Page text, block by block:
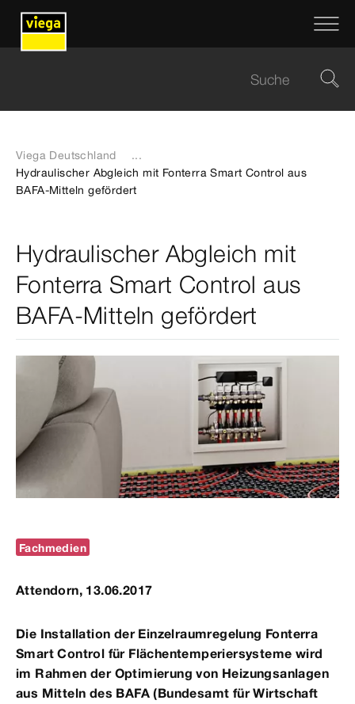
Viega Deutschland
...
Hydraulischer Abgleich mit Fonterra Smart Control aus
BAFA-Mitteln gefördert
Hydraulischer Abgleich mit
Fonterra Smart Control aus
BAFA-Mitteln gefördert
Fachmedien
Attendorn, 13.06.2017
Die Installation der Einzelraumregelung Fonterra
Smart Control für Flächentemperiersysteme wird
im Rahmen der Optimierung von Heizungsanlagen
aus Mitteln des BAFA (Bundesamt für Wirtschaft